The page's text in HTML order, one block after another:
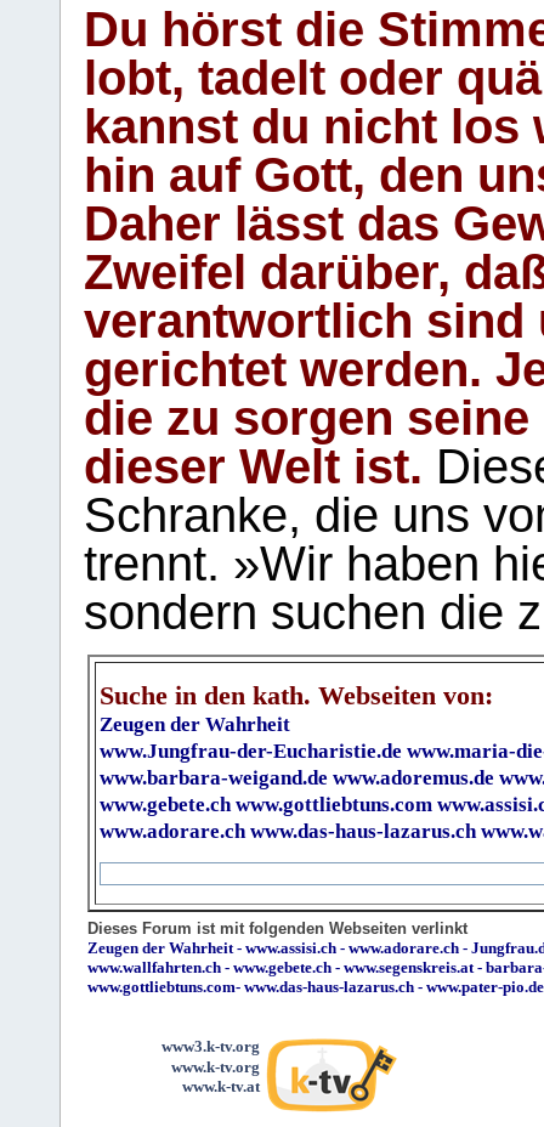
Du hörst die
lobt, tadelt oder
kannst du nicht los
hin auf Gott, den
Daher lässt das
Zweifel darüber,
verantwortlich sind
gerichtet werden.
die zu sorgen
dieser Welt ist.
Schranke, die uns
trennt. »Wir haben
sondern suchen die
Suche in den kath. Webseiten von:
Zeugen der Wahrheit
www.Jungfrau-der-Eucharistie.de www.maria-
www.barbara-weigand.de www.adoremus.de
www.gebete.ch www.gottliebtuns.com
www.adorare.ch www.das-haus-lazarus.ch
Dieses Forum ist mit folgenden Webseiten verlinkt
Zeugen der Wahrheit- www.assisi.ch - www.adorare.ch -
www.wallfahrten.ch - www.gebete.ch - www.segenskreis.at-
www.gottliebtuns.com- www.das-haus-lazarus.ch - www.pater-pio.de
www3.k-tv.org
www.k-tv.org
www.k-tv.at